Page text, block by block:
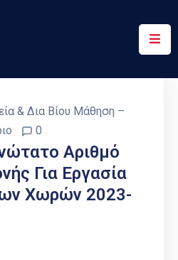
& Δια Βίου Μάθηση –
0
Αριθμό
Για Εργασία
Χωρών 2023-